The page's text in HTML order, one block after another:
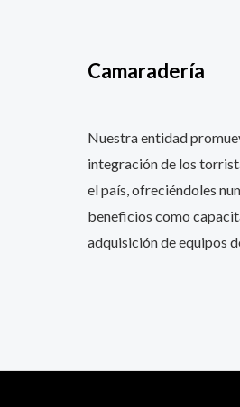
Camaradería
Nuestra entidad
integración de los
el país, ofreciéndoles
beneficios como
adquisición de equipos